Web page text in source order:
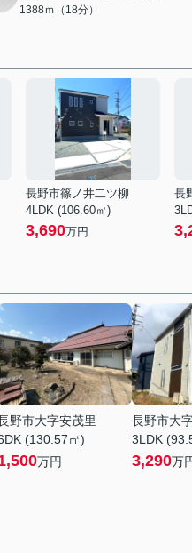
1388ｍ（18分）
長野市篠ノ井二ツ柳
4LDK (106.60㎡)
3,690万円
長
野市大字安茂里
(130.57㎡)
万円
長野市大
3LDK
3,290万